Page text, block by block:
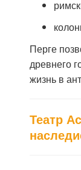
Перге
древнего
жизнь в
Театр